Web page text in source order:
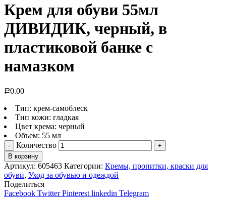
Крем для обуви 55мл
ДИВИДИК, черный, в
пластиковой банке с
намазком
Р0.00
Тип: крем-самоблеск
Тип кожи: гладкая
Цвет крема: черный
Объем: 55 мл
Количество
В корзину
Артикул: 605463 Категории: Кремы, пропитки, краски для
обуви, Уход за обувью и одеждой
Поделиться
Facebook Twitter Pinterest linkedin Telegram